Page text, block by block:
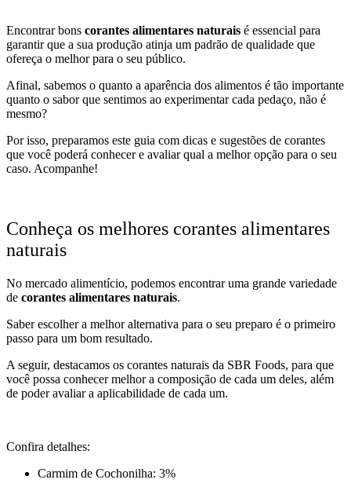
Encontrar bons corantes alimentares naturais é essencial para
garantir que a sua produção atinja um padrão de qualidade que
ofereça o melhor para o seu público.
Afinal, sabemos o quanto a aparência dos alimentos é tão importante
quanto o sabor que sentimos ao experimentar cada pedaço, não é
mesmo?
Por isso, preparamos este guia com dicas e sugestões de corantes
que você poderá conhecer e avaliar qual a melhor opção para o seu
caso. Acompanhe!
Conheça os melhores corantes alimentares
naturais
No mercado alimentício, podemos encontrar uma grande variedade
de corantes alimentares naturais.
Saber escolher a melhor alternativa para o seu preparo é o primeiro
passo para um bom resultado.
A seguir, destacamos os corantes naturais da SBR Foods, para que
você possa conhecer melhor a composição de cada um deles, além
de poder avaliar a aplicabilidade de cada um.
Confira detalhes:
Carmim de Cochonilha: 3%